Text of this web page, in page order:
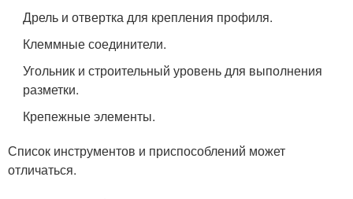
Дрель и отвертка для крепления профиля.
Клеммные соединители.
Угольник и строительный уровень для выполнения
разметки.
Крепежные элементы.
Список инструментов и приспособлений может
отличаться.